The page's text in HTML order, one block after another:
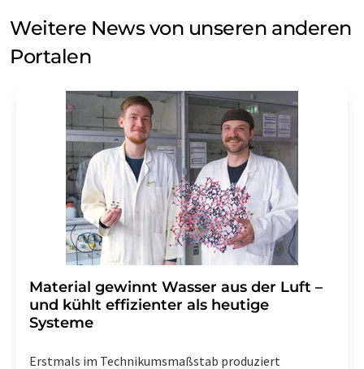
Weitere News von unseren anderen
Portalen
Material gewinnt Wasser aus der Luft –
und kühlt effizienter als heutige
Systeme
Erstmals im Technikumsmaßstab produziert